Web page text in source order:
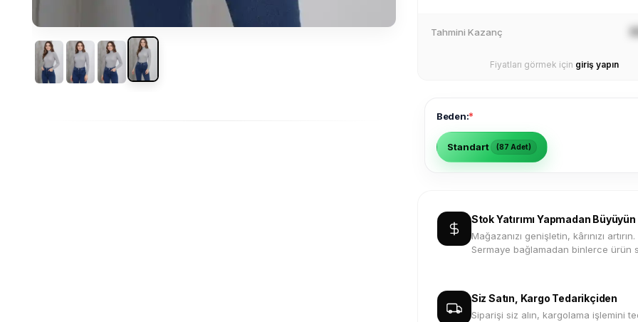
Tahmini Kazanç
Fiyatları görmek için giriş yapın
Beden:*
Standart (87 Adet)
Stok Yatırımı Yapmadan Büyüyün
Mağazanızı genişletin, kârınızı artırın.
Sermaye bağlamadan binlerce ürün
Siz Satın, Kargo Tedarikçiden
Siparişi siz alın, kargolama işlemini